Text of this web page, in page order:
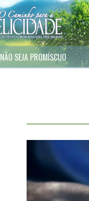
NÃO SEJA PROMÍSCUO